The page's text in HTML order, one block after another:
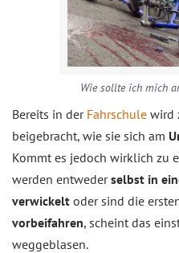
Wie sollte ich mich
Bereits in der Fahrschule wird
beigebracht, wie sie sich am
Kommt es jedoch wirklich zu
werden entwederselbst in
verwickelt oder sind die
vorbeifahren, scheint das
weggeblasen.